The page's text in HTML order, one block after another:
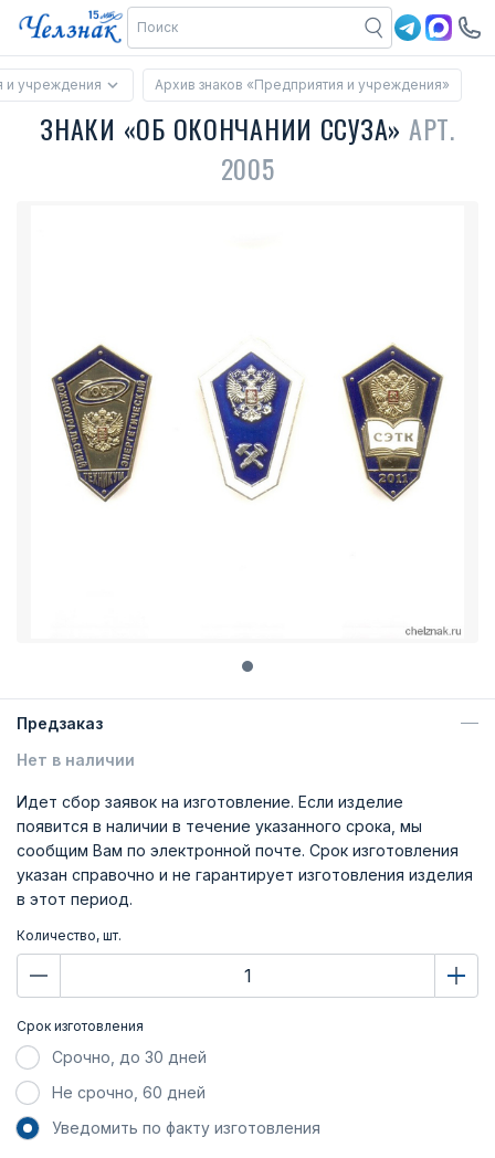
и учреждения Архив знаков «Предприятия и учреждения»
ЗНАКИ «ОБ ОКОНЧАНИИ ССУЗА» АРТ.
2005
Предзаказ
Нет в наличии
Идет сбор заявок на изготовление. Если изделие
появится в наличии в течение указанного срока, мы
сообщим Вам по электронной почте. Срок изготовления
указан справочно и не гарантирует изготовления изделия
в этот период.
Количество, шт.
Срок изготовления
Срочно, до 30 дней
Не срочно, 60 дней
Уведомить по факту изготовления